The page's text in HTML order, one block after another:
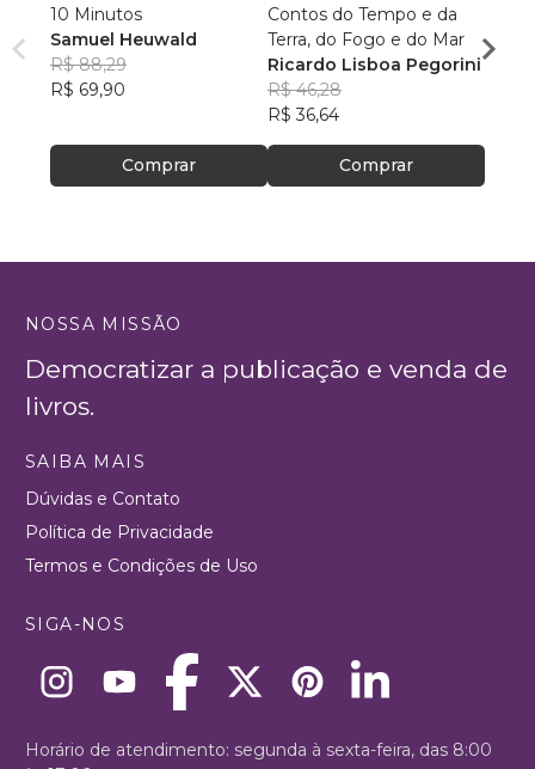
10 Minutos
Samuel Heuwald
R$ 88,29
R$ 69,90
Comprar
Contos do Tempo e da
Terra, do Fogo e do Mar
Ricardo Lisboa Pegorini
R$ 46,28
R$ 36,64
Comprar
NOSSA MISSÃO
Democratizar a publicação e venda de
livros.
SAIBA MAIS
Dúvidas e Contato
Política de Privacidade
Termos e Condições de Uso
SIGA-NOS
Horário de atendimento: segunda à sexta-feira, das 8:00